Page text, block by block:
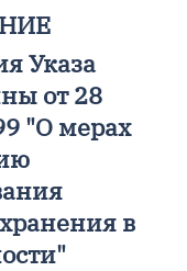
Указа
от 28
"О мерах
в